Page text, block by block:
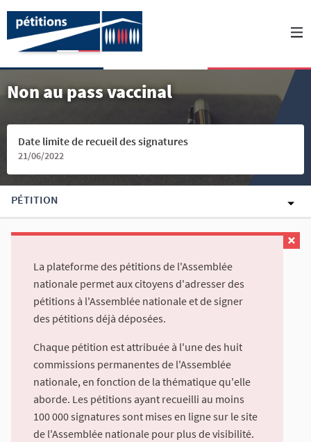
Non au pass vaccinal
Date limite de recueil des signatures
21/06/2022
PÉTITION
La plateforme des pétitions de l'Assemblée
nationale permet aux citoyens d'adresser des
pétitions à l'Assemblée nationale et de signer
des pétitions déjà déposées.
Chaque pétition est attribuée à l'une des huit
commissions permanentes de l'Assemblée
nationale, en fonction de la thématique qu'elle
aborde. Les pétitions ayant recueilli au moins
100 000 signatures sont mises en ligne sur le site
de l'Assemblée nationale pour plus de visibilité.